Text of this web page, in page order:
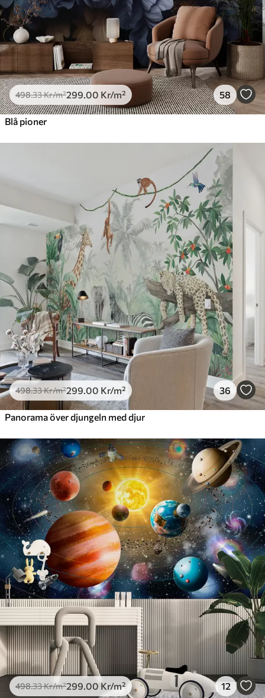
498.33Kr/m²299.00 Kr/m² 58
Blå pioner
498.33Kr/m²299.00 Kr/m² 36
Panorama över djungeln med djur
498.33Kr/m²299.00 Kr/m² 12